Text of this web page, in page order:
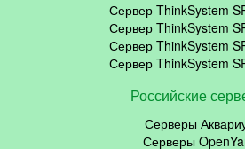
Сервер ThinkSystem
Сервер ThinkSystem
Сервер ThinkSystem
Сервер ThinkSystem
Российские
Серверы
Серверы